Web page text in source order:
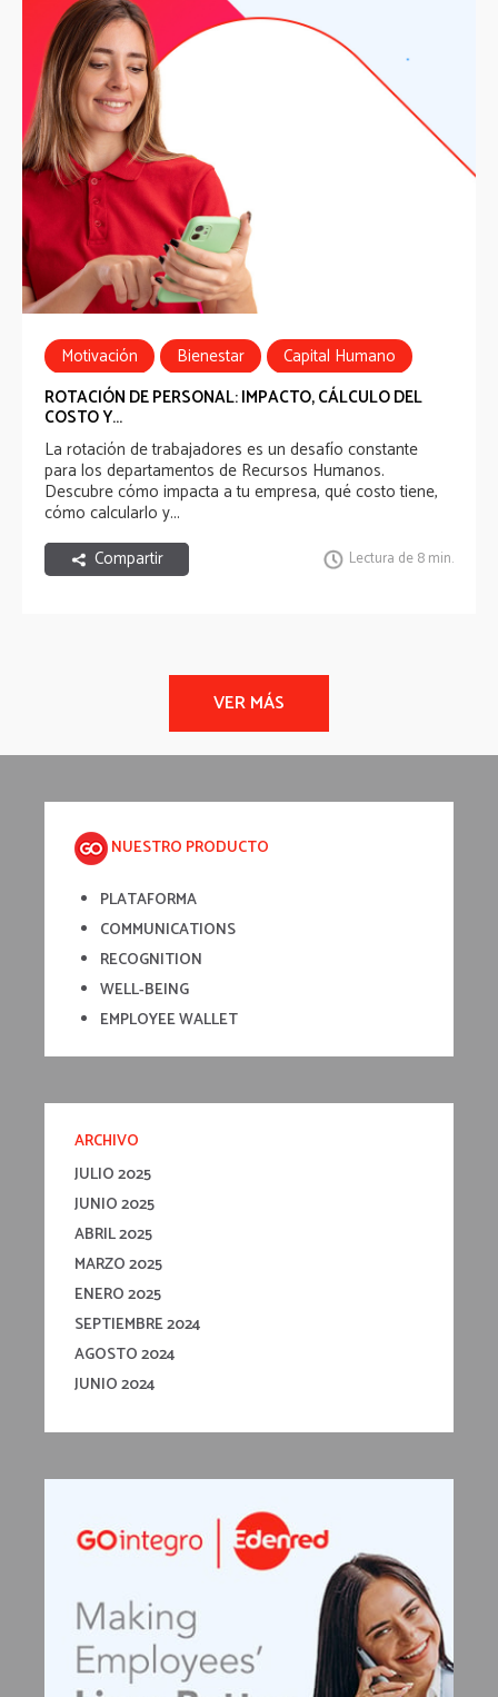
Motivación Bienestar
Capital Humano
ROTACIÓN DE PERSONAL: IMPACTO, CÁLCULO DEL
COSTO Y...
La rotación de trabajadores es un desafío constante
para los departamentos de Recursos Humanos.
Descubre cómo impacta a tu empresa, qué costo tiene,
cómo calcularlo y...
Compartir
Lectura de 8 min.
NUESTRO PRODUCTO
PLATAFORMA
COMMUNICATIONS
RECOGNITION
WELL-BEING
EMPLOYEE WALLET
ARCHIVO
JULIO 2025
JUNIO 2025
ABRIL 2025
MARZO 2025
ENERO 2025
SEPTIEMBRE 2024
AGOSTO 2024
JUNIO 2024